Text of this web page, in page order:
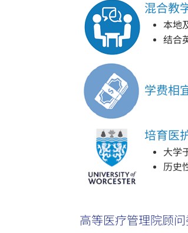
混合教
本地
结合
学费相
培育医
大学
历史
高等医疗管理院顾问